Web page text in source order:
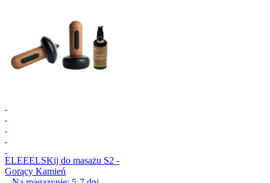
ELEEELSKij do masażu S2 -
Gorący Kamień